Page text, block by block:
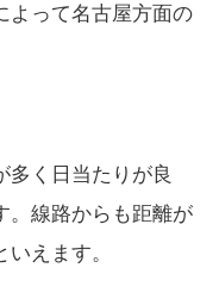
よって名古屋方面の
多く日当たりが良
。線路からも距離が
えます。